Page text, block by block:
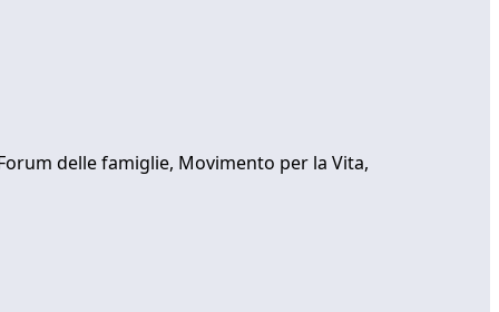
delle famiglie, Movimento per la Vita,